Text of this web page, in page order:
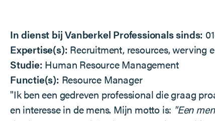
In dienst bij Vanberkel Professionals sinds:
Expertise(s): Recruitment, resources, werving
Studie: Human Resource Management
Functie(s): Resource Manager
"Ik ben een gedreven professional die graag
en interesse in de mens. Mijn motto is: "Een